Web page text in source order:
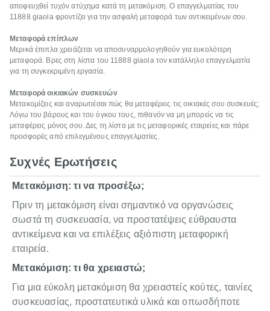
αποφευχθεί τυχόν ατύχημα κατά τη μετακόμιση. Ο επαγγελματίας του
11888 giaola φροντίζει για την ασφαλή μεταφορά των αντικειμένων σου.
Μεταφορά επίπλων
Μερικά έπιπλα χρειάζεται να αποσυναρμολογηθούν για ευκολότερη
μεταφορά. Βρες στη λίστα του 11888 giaola τον κατάλληλο επαγγελματία
για τη συγκεκριμένη εργασία.
Μεταφορά οικιακών συσκευών
Μετακομίζεις και αναρωτιέσαι πώς θα μεταφέρεις τις οικιακές σου συσκευές;
Λόγω του βάρους και του όγκου τους, πιθανόν να μη μπορείς να τις
μεταφέρεις μόνος σου. Δες τη λίστα με τις μεταφορικές εταιρείες και πάρε
προσφορές από επιλεγμένους επαγγελματίες.
Συχνές Ερωτήσεις
Μετακόμιση: τι να προσέξω;
Πριν τη μετακόμιση είναι σημαντικό να οργανώσεις
σωστά τη συσκευασία, να προστατέψεις εύθραυστα
αντικείμενα και να επιλέξεις αξιόπιστη μεταφορική
εταιρεία.
Μετακόμιση: τι θα χρειαστώ;
Για μια εύκολη μετακόμιση θα χρειαστείς κούτες, ταινίες
συσκευασίας, προστατευτικά υλικά και οπωσδήποτε